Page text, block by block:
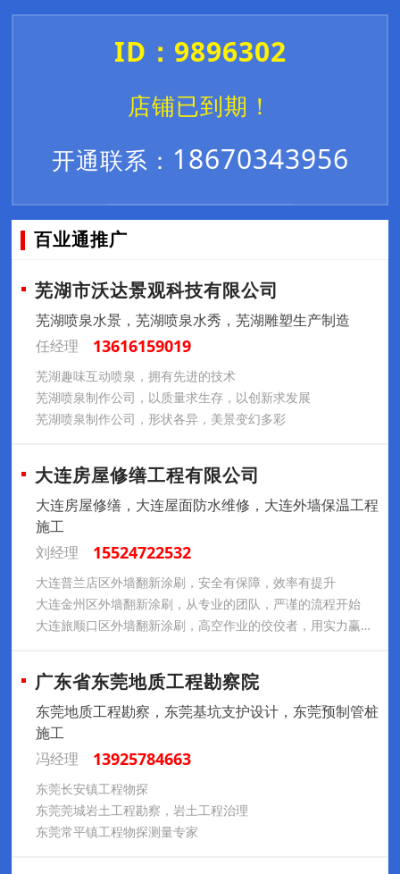
ID：9896302
店铺已到期！
开通联系： 18670343956
百业通推广
芜湖市沃达景观科技有限公司
芜湖喷泉水景，芜湖喷泉水秀，芜湖雕塑生产制造
任经理
13616159019
芜湖趣味互动喷泉，拥有先进的技术
芜湖喷泉制作公司，以质量求生存，以创新求发展
芜湖喷泉制作公司，形状各异，美景变幻多彩
大连房屋修缮工程有限公司
大连房屋修缮，大连屋面防水维修，大连外墙保温工程
施工
刘经理
15524722532
大连普兰店区外墙翻新涂刷，安全有保障，效率有提升
大连金州区外墙翻新涂刷，从专业的团队，严谨的流程开始
大连旅顺口区外墙翻新涂刷，高空作业的佼佼者，用实力赢得客户信赖
广东省东莞地质工程勘察院
东莞地质工程勘察，东莞基坑支护设计，东莞预制管桩
施工
冯经理
13925784663
东莞长安镇工程物探
东莞莞城岩土工程勘察，岩土工程治理
东莞常平镇工程物探测量专家